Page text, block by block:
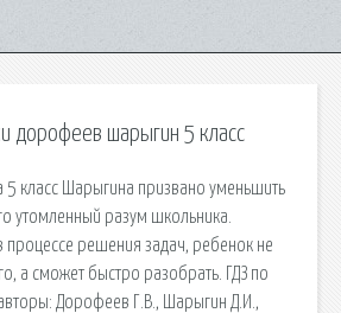
дорофеев шарыгин 5 класс
5 класс Шарыгина призвано уменьшить
утомленный разум школьника.
процессе решения задач, ребенок не
а сможет быстро разобрать. ГДЗ по
Дорофеев Г.В., Шарыгин Д.И.,